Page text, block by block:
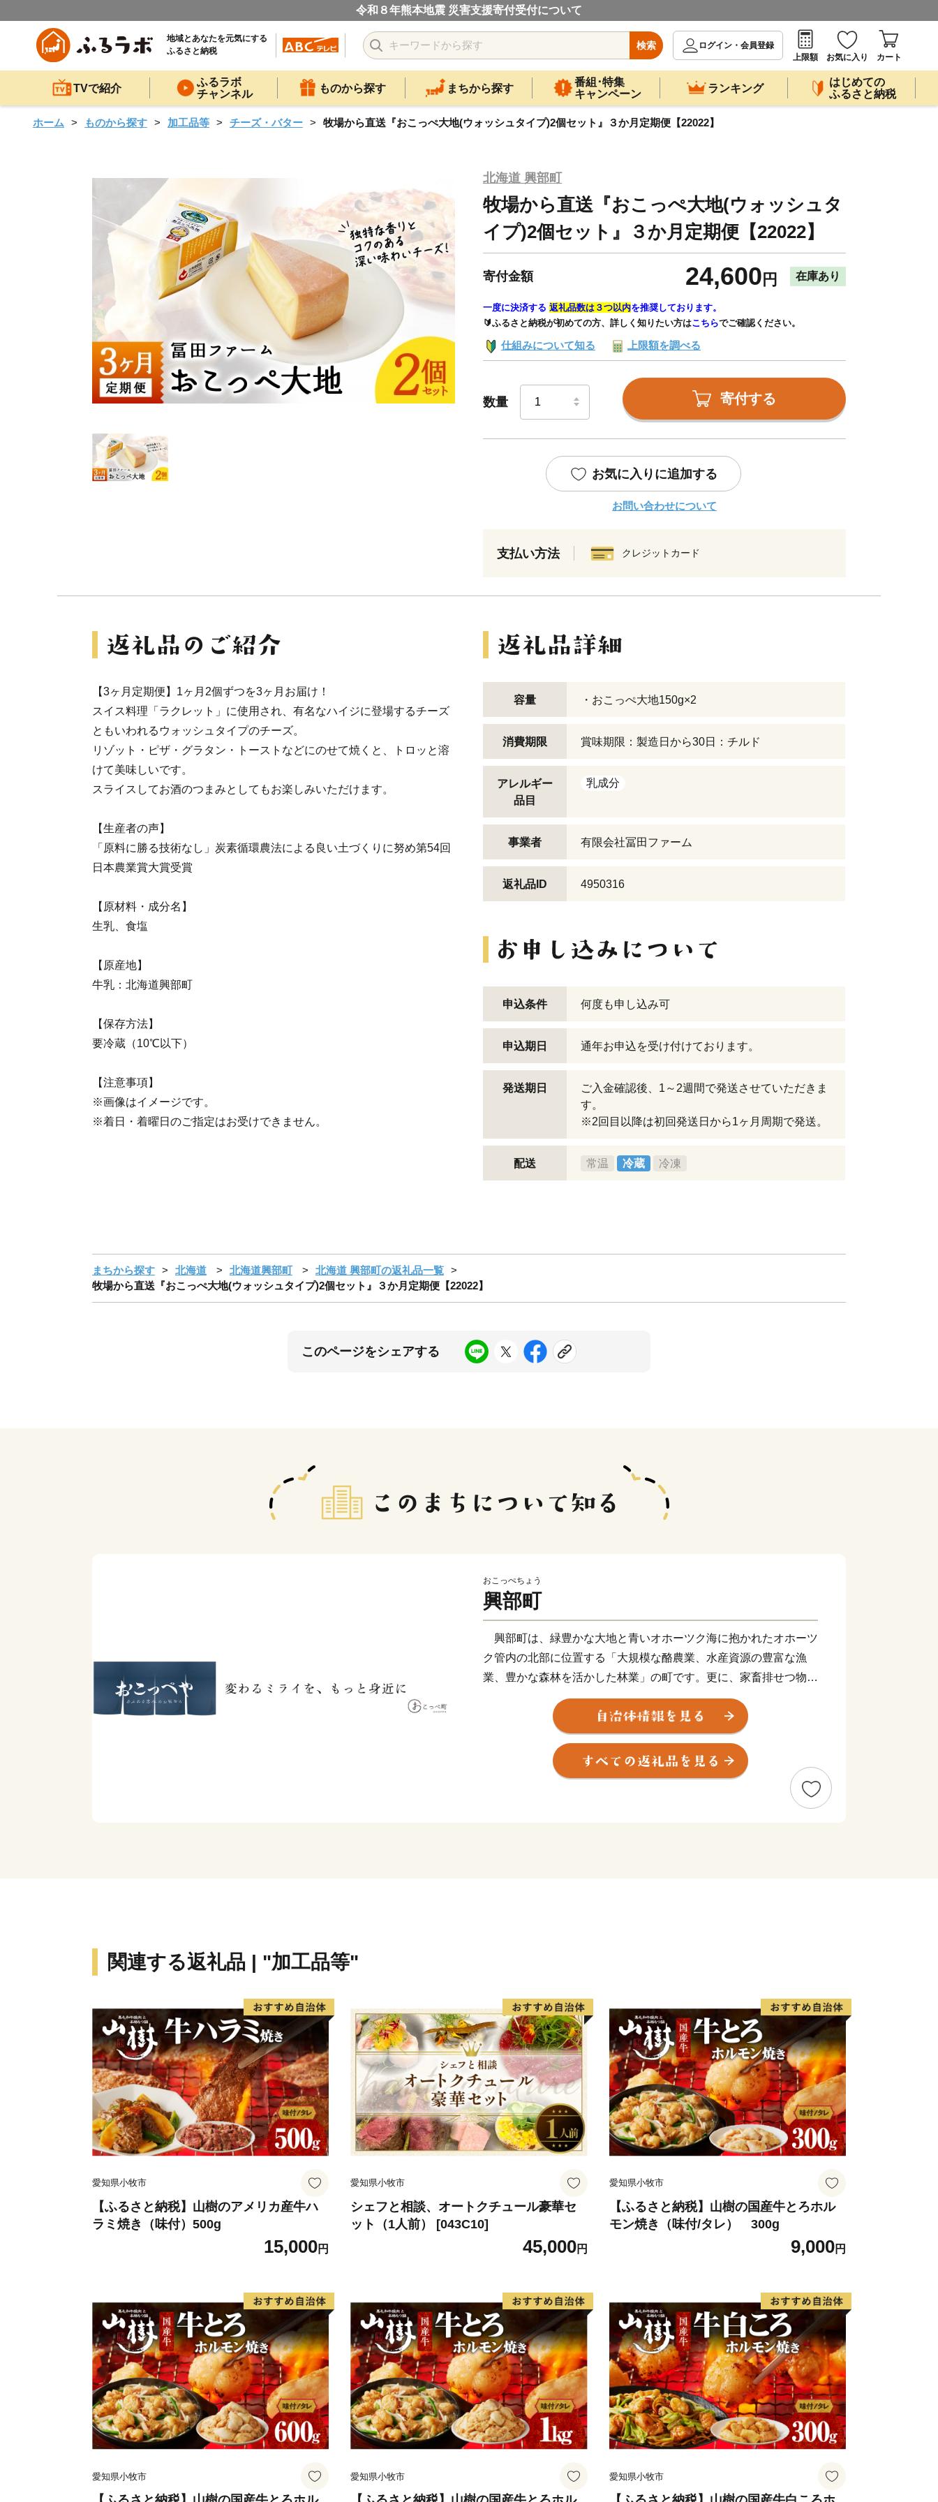
令和８年熊本地震 災害支援寄付受付について
地域とあなたを元気にする
ふるさと納税
検索
ログイン・会員登録
上限額
お気に入り カート
TVで紹介
ふるラボ
チャンネル
ものから探す まちから探す
番組･特集
キャンペーン
ランキング
はじめての
ふるさと納税
ホーム ものから探す 加工品等 チーズ・バター 牧場から直送『おこっぺ大地(ウォッシュタイプ)2個セット』３か月定期便【22022】
北海道 興部町
牧場から直送『おこっぺ大地(ウォッシュタ
イプ)2個セット』３か月定期便【22022】
寄付金額 24,600 円 在庫あり
一度に決済する 返礼品数は３つ以内を推奨しております。
🔰ふるさと納税が初めての方、詳しく知りたい方はこちらでご確認ください。
仕組みについて知る 上限額を調べる
数量 寄付する
お気に入りに追加する
お問い合わせについて
支払い方法 クレジットカード
【3ヶ月定期便】1ヶ月2個ずつを3ヶ月お届け！
スイス料理「ラクレット」に使用され、有名なハイジに登場するチーズ
ともいわれるウォッシュタイプのチーズ。
リゾット・ピザ・グラタン・トーストなどにのせて焼くと、トロッと溶
けて美味しいです。
スライスしてお酒のつまみとしてもお楽しみいただけます。
【生産者の声】
「原料に勝る技術なし」炭素循環農法による良い土づくりに努め第54回
日本農業賞大賞受賞
【原材料・成分名】
生乳、食塩
【原産地】
牛乳：北海道興部町
【保存方法】
要冷蔵（10℃以下）
【注意事項】
※画像はイメージです。
※着日・着曜日のご指定はお受けできません。
容量 ・おこっぺ大地150g×2
消費期限 賞味期限：製造日から30日：チルド
アレルギー
品目
乳成分
事業者 有限会社冨田ファーム
返礼品ID 4950316
申込条件 何度も申し込み可
申込期日 通年お申込を受け付けております。
発送期日
ご入金確認後、1～2週間で発送させていただきま
す。
※2回目以降は初回発送日から1ヶ月周期で発送。
配送 常温 冷蔵 冷凍
まちから探す 北海道 北海道興部町
北海道 興部町の返礼品一覧
牧場から直送『おこっぺ大地(ウォッシュタイプ)2個セット』３か月定期便【22022】
このページをシェアする
おこっぺちょう
興部町
興部町は、緑豊かな大地と青いオホーツク海に抱かれたオホーツ
ク管内の北部に位置する「大規模な酪農業、水産資源の豊富な漁
業、豊かな森林を活かした林業」の町です。更に、家畜排せつ物を
中心としたバイオマス資源の有効活用により、悪臭の低減・水環境
の改善など,地域環境との調和と新たな産業の創出を目指す取り組
みにも力を入れています。どこまでも広い大地と、雄大なオホーツ
ク海が織り成す自然は、豊かな恵みを与えてくれます。ぜひ一度、
興部町へお越しください。
関連する返礼品 | "加工品等"
愛知県小牧市
【ふるさと納税】山樹のアメリカ産牛ハ
ラミ焼き（味付）500g
15,000円
愛知県小牧市
シェフと相談、オートクチュール豪華セ
ット（1人前） [043C10]
45,000円
愛知県小牧市
【ふるさと納税】山樹の国産牛とろホル
モン焼き（味付/タレ） 300g
9,000円
愛知県小牧市 愛知県小牧市 愛知県小牧市